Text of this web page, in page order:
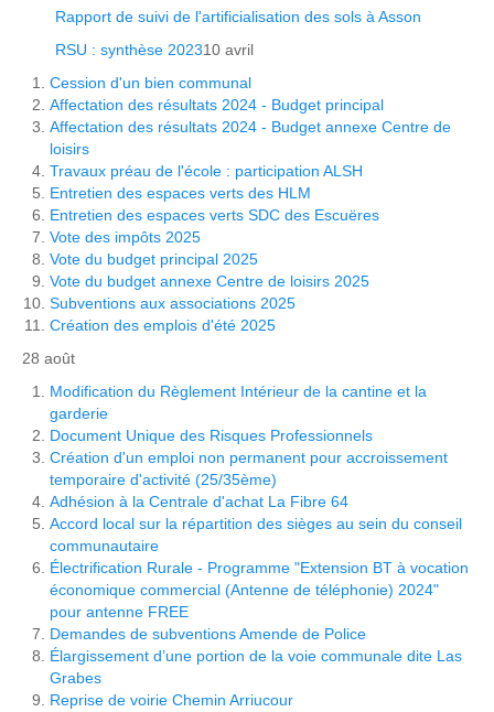
Rapport de suivi de l'artificialisation des sols à Asson
RSU : synthèse 202310 avril
Cession d'un bien communal
Affectation des résultats 2024 - Budget principal
Affectation des résultats 2024 - Budget annexe Centre de
loisirs
Travaux préau de l'école : participation ALSH
Entretien des espaces verts des HLM
Entretien des espaces verts SDC des Escuëres
Vote des impôts 2025
Vote du budget principal 2025
Vote du budget annexe Centre de loisirs 2025
Subventions aux associations 2025
Création des emplois d'été 2025
28 août
Modification du Règlement Intérieur de la cantine et la
garderie
Document Unique des Risques Professionnels
Création d'un emploi non permanent pour accroissement
temporaire d'activité (25/35ème)
Adhésion à la Centrale d'achat La Fibre 64
Accord local sur la répartition des sièges au sein du conseil
communautaire
Électrification Rurale - Programme "Extension BT à vocation
économique commercial (Antenne de téléphonie) 2024"
pour antenne FREE
Demandes de subventions Amende de Police
Élargissement d’une portion de la voie communale dite Las
Grabes
Reprise de voirie Chemin Arriucour